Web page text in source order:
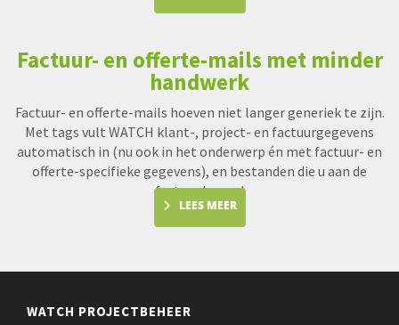
Factuur- en offerte-mails met minder
handwerk
Factuur- en offerte-mails hoeven niet langer generiek te zijn.
Met tags vult WATCH klant-, project- en factuurgegevens
automatisch in (nu ook in het onderwerp én met factuur- en
offerte-specifieke gegevens), en bestanden die u aan de
factuur koppel
LEES MEER
WATCH PROJECTBEHEER